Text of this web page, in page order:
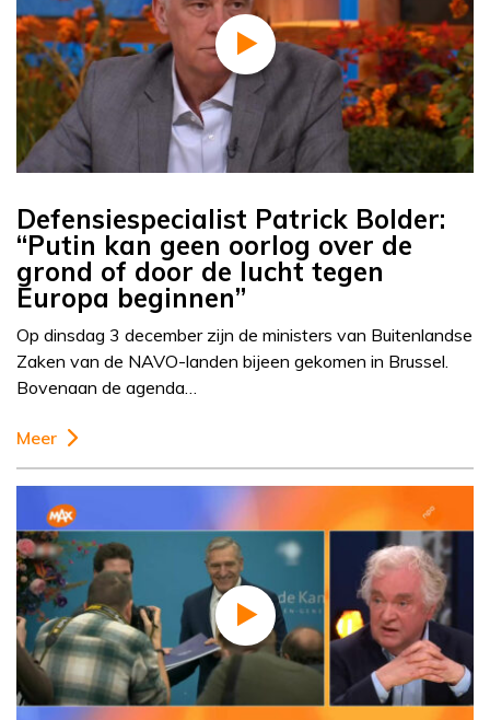
Defensiespecialist Patrick Bolder:
“Putin kan geen oorlog over de
grond of door de lucht tegen
Europa beginnen”
Op dinsdag 3 december zijn de ministers van Buitenlandse
Zaken van de NAVO-landen bijeen gekomen in Brussel.
Bovenaan de agenda…
Meer